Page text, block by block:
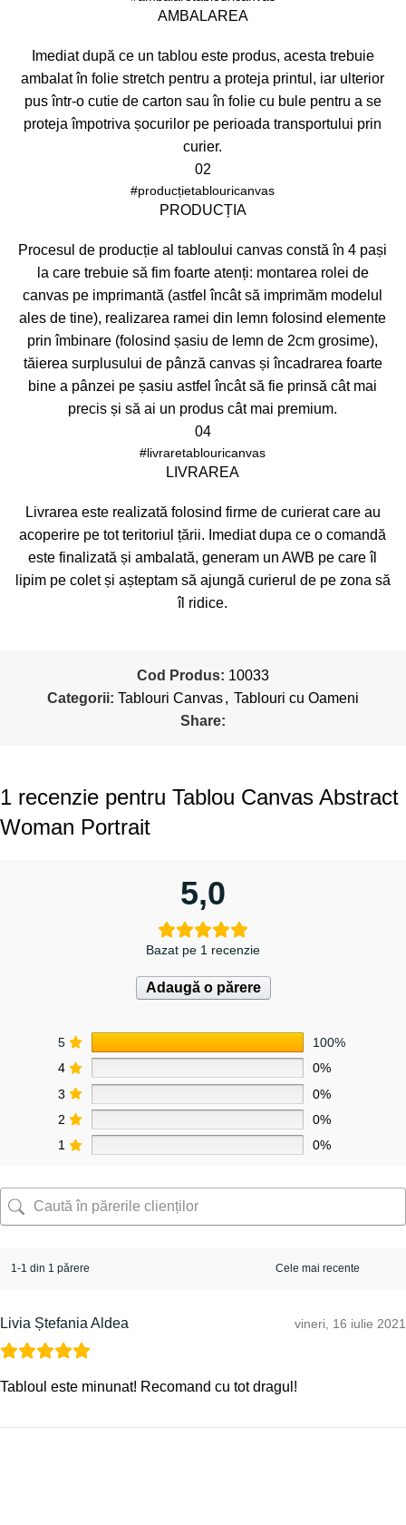
AMBALAREA
Imediat după ce un tablou este produs, acesta trebuie
ambalat în folie stretch pentru a proteja printul, iar ulterior
pus într-o cutie de carton sau în folie cu bule pentru a se
proteja împotriva șocurilor pe perioada transportului prin
curier.
02
#producțietablouricanvas
PRODUCȚIA
Procesul de producție al tabloului canvas constă în 4 pași
la care trebuie să fim foarte atenți: montarea rolei de
canvas pe imprimantă (astfel încât să imprimăm modelul
ales de tine), realizarea ramei din lemn folosind elemente
prin îmbinare (folosind șasiu de lemn de 2cm grosime),
tăierea surplusului de pânză canvas și încadrarea foarte
bine a pânzei pe șasiu astfel încât să fie prinsă cât mai
precis și să ai un produs cât mai premium.
04
#livraretablouricanvas
LIVRAREA
Livrarea este realizată folosind firme de curierat care au
acoperire pe tot teritoriul țării. Imediat dupa ce o comandă
este finalizată și ambalată, generam un AWB pe care îl
lipim pe colet și așteptam să ajungă curierul de pe zona să
îl ridice.
Cod Produs: 10033
Categorii: Tablouri Canvas, Tablouri cu Oameni
Share:
1 recenzie pentru Tablou Canvas Abstract
Woman Portrait
5,0
Bazat pe 1 recenzie
Adaugă o părere
5
100%
4
0%
3
0%
2
0%
1
0%
1-1 din 1 părere
Livia Ștefania Aldea vineri, 16 iulie 2021
Tabloul este minunat! Recomand cu tot dragul!